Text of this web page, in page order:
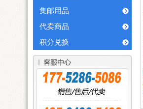
集邮用品
代卖商品
积分兑换